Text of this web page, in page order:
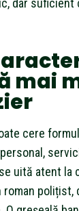
dar
mai
cere
uită atent la
roman polițist,